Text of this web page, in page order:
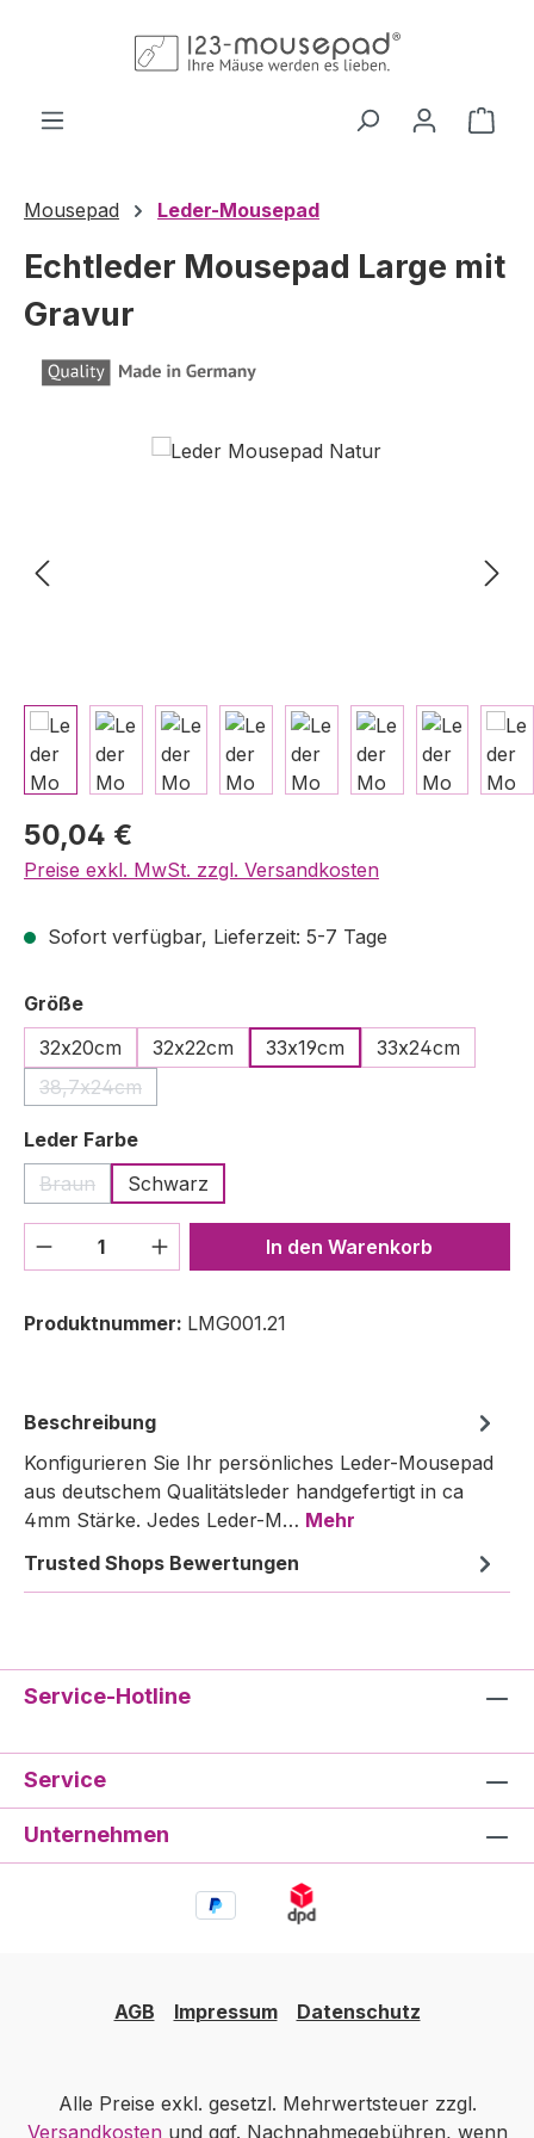
Mousepad Leder-Mousepad
Echtleder Mousepad Large mit
Gravur
Bildergalerie überspringen
Regulärer Preis:
50,04 €
Preise exkl. MwSt. zzgl. Versandkosten
Sofort verfügbar, Lieferzeit: 5-7 Tage
Größeauswählen
32x20cm
32x22cm 33x19cm
33x24cm
38,7x24cm
(Diese Option ist zurzeit nicht verfügbar.)
Leder Farbeauswählen
Braun
(Diese Option ist zurzeit nicht verfügbar.)
Schwarz
Produkt Anzahl: Gib denIn den Warenkorb
Produktnummer: LMG001.21
Beschreibung
Konfigurieren Sie Ihr persönliches Leder-Mousepad
aus deutschem Qualitätsleder handgefertigt in ca
4mm Stärke. Jedes Leder-M… Mehr
Trusted Shops Bewertungen
Service-Hotline
Service
Unternehmen
AGB Impressum Datenschutz
Alle Preise exkl. gesetzl. Mehrwertsteuer zzgl.
Versandkostenund ggf. Nachnahmegebühren, wenn